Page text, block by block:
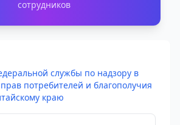
сотрудников
службы по надзору в
потребителей и благополучия
краю